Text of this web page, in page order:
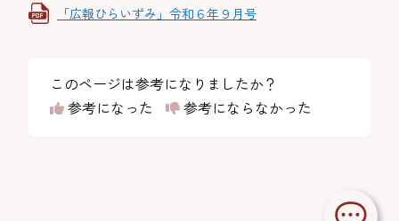
「広報ひらいずみ」令和６年９月号
このページは参考になりましたか？
参考になった
参考にならなかった